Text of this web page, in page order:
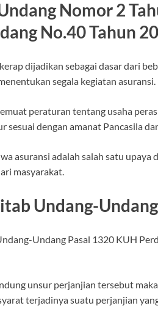
Nomor 2
No.40 Tahun
dijadikan sebagai dasar dari
segala kegiatan asuransi.
peraturan tentang usaha
sesuai dengan amanat Pancasila
asuransi adalah salah satu
masyarakat.
Undang-
Undang Pasal 1320 KUH
unsur perjanjian tersebut
terjadinya suatu perjanjian